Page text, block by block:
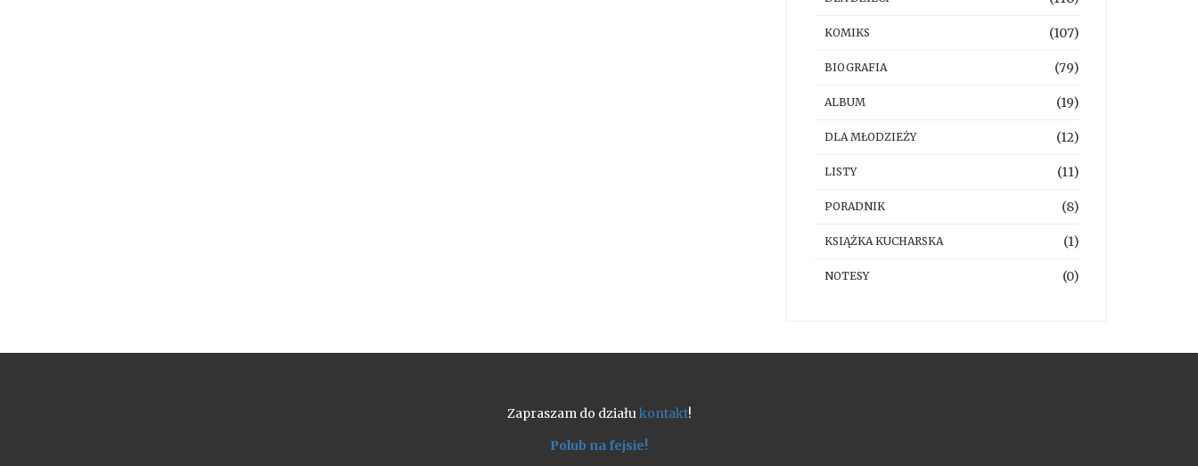
KOMIKS (107)
BIOGRAFIA (79)
ALBUM (19)
DLA MŁODZIEŻY (12)
LISTY (11)
PORADNIK (8)
KSIĄŻKA KUCHARSKA (1)
NOTESY (0)
Zapraszam do działukontakt!
Polub na fejsie!